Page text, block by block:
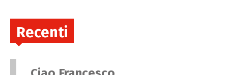
Recenti